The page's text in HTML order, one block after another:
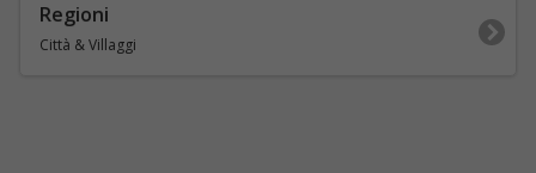
Regioni
Città & Villaggi